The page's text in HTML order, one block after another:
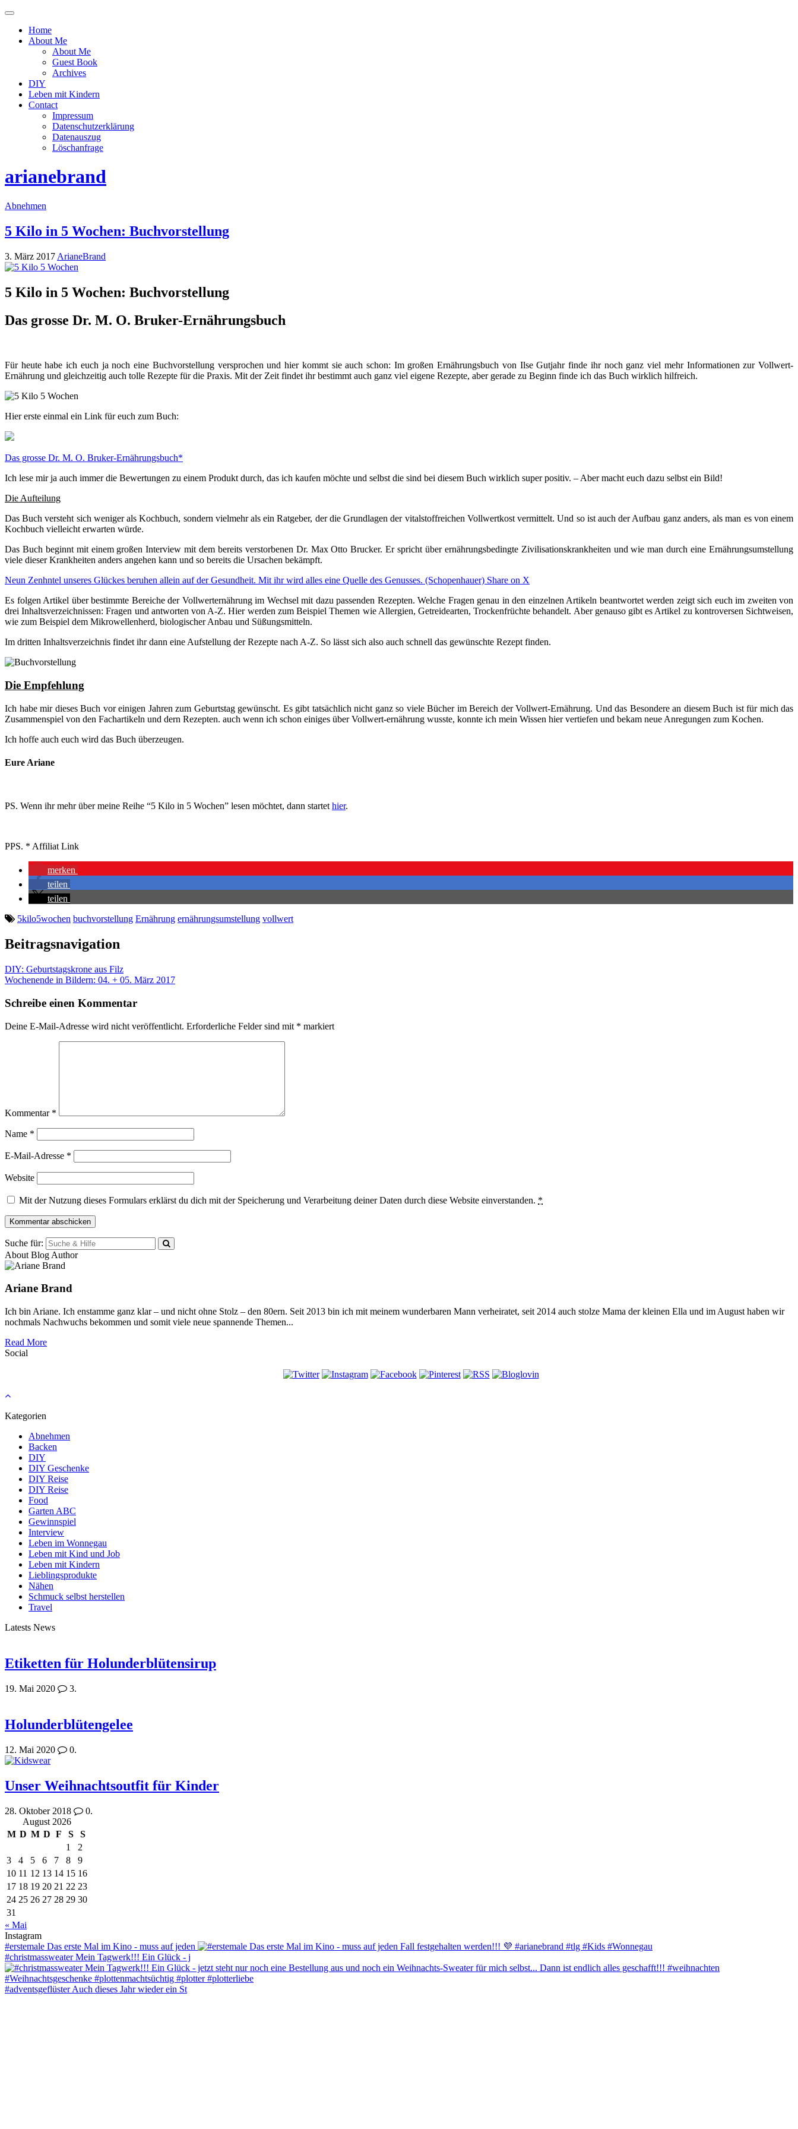
Menü
oder
ausblenden
Home
About Me
About Me
Guest Book
Archives
DIY
Leben mit Kindern
Contact
Impressum
Datenschutzerklärung
Datenauszug
Löschanfrage
arianebrand
Abnehmen
5 Kilo in 5 Wochen: Buchvorstellung
3. März 2017 ArianeBrand
5 Kilo in 5 Wochen: Buchvorstellung
Das grosse Dr. M. O. Bruker-Ernährungsbuch
Für heute habe ich euch ja noch eine Buchvorstellung versprochen und hier kommt sie auch schon: Im großen Ernährungsbuch von Ilse Gutjahr finde ihr noch ganz viel mehr Informationen zur Vollwert-
Ernährung und gleichzeitig auch tolle Rezepte für die Praxis. Mit der Zeit findet ihr bestimmt auch ganz viel eigene Rezepte, aber gerade zu Beginn finde ich das Buch wirklich hilfreich.
Hier erste einmal ein Link für euch zum Buch:
Das grosse Dr. M. O. Bruker-Ernährungsbuch*
Ich lese mir ja auch immer die Bewertungen zu einem Produkt durch, das ich kaufen möchte und selbst die sind bei diesem Buch wirklich super positiv. – Aber macht euch dazu selbst ein Bild!
Die Aufteilung
Das Buch versteht sich weniger als Kochbuch, sondern vielmehr als ein Ratgeber, der die Grundlagen der vitalstoffreichen Vollwertkost vermittelt. Und so ist auch der Aufbau ganz anders, als man es von einem
Kochbuch vielleicht erwarten würde.
Das Buch beginnt mit einem großen Interview mit dem bereits verstorbenen Dr. Max Otto Brucker. Er spricht über ernährungsbedingte Zivilisationskrankheiten und wie man durch eine Ernährungsumstellung
viele dieser Krankheiten anders angehen kann und so bereits die Ursachen bekämpft.
Neun Zenhntel unseres Glückes beruhen allein auf der Gesundheit. Mit ihr wird alles eine Quelle des Genusses. (Schopenhauer) Share on X
Es folgen Artikel über bestimmte Bereiche der Vollwerternährung im Wechsel mit dazu passenden Rezepten. Welche Fragen genau in den einzelnen Artikeln beantwortet werden zeigt sich euch im zweiten von
drei Inhaltsverzeichnissen: Fragen und antworten von A-Z. Hier werden zum Beispiel Themen wie Allergien, Getreidearten, Trockenfrüchte behandelt. Aber genauso gibt es Artikel zu kontroversen Sichtweisen,
wie zum Beispiel dem Mikrowellenherd, biologischer Anbau und Süßungsmitteln.
Im dritten Inhaltsverzeichnis findet ihr dann eine Aufstellung der Rezepte nach A-Z. So lässt sich also auch schnell das gewünschte Rezept finden.
Die Empfehlung
Ich habe mir dieses Buch vor einigen Jahren zum Geburtstag gewünscht. Es gibt tatsächlich nicht ganz so viele Bücher im Bereich der Vollwert-Ernährung. Und das Besondere an diesem Buch ist für mich das
Zusammenspiel von den Fachartikeln und dern Rezepten. auch wenn ich schon einiges über Vollwert-ernährung wusste, konnte ich mein Wissen hier vertiefen und bekam neue Anregungen zum Kochen.
Ich hoffe auch euch wird das Buch überzeugen.
Eure Ariane
PS. Wenn ihr mehr über meine Reihe “5 Kilo in 5 Wochen” lesen möchtet, dann startet hier.
PPS. * Affiliat Link
merken
teilen
teilen
5kilo5wochen buchvorstellung Ernährung ernährungsumstellung vollwert
Beitragsnavigation
DIY: Geburtstagskrone aus Filz
Wochenende in Bildern: 04. + 05. März 2017
Schreibe einen Kommentar
Deine E-Mail-Adresse wird nicht veröffentlicht. Erforderliche Felder sind mit * markiert
Kommentar *
Name *
E-Mail-Adresse *
Website
Mit der Nutzung dieses Formulars erklärst du dich mit der Speicherung und Verarbeitung deiner Daten durch diese Website einverstanden. *
Suche für:
About Blog Author
Ariane Brand
Ich bin Ariane. Ich enstamme ganz klar – und nicht ohne Stolz – den 80ern. Seit 2013 bin ich mit meinem wunderbaren Mann verheiratet, seit 2014 auch stolze Mama der kleinen Ella und im August haben wir
nochmals Nachwuchs bekommen und somit viele neue spannende Themen...
Read More
Social
Kategorien
Abnehmen
Backen
DIY
DIY Geschenke
DIY Reise
DIY Reise
Food
Garten ABC
Gewinnspiel
Interview
Leben im Wonnegau
Leben mit Kind und Job
Leben mit Kindern
Lieblingsprodukte
Nähen
Schmuck selbst herstellen
Travel
Latests News
Etiketten für Holunderblütensirup
19. Mai 2020 3.
Holunderblütengelee
12. Mai 2020 0.
Unser Weihnachtsoutfit für Kinder
28. Oktober 2018
0.
August 2026
M D M D F S
S
1
2
3
4 5 6 7 8
9
10 11 12 13 14 15 16
17 18 19 20 21 22 23
24 25 26 27 28 29 30
31
« Mai
Instagram
#erstemale Das erste Mal im Kino - muss auf jeden
#christmassweater Mein Tagwerk!!! Ein Glück - j
#adventsgeflüster Auch dieses Jahr wieder ein St